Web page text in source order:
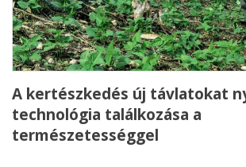
A kertészkedés új távlatokat
technológia találkozása a
természetességgel